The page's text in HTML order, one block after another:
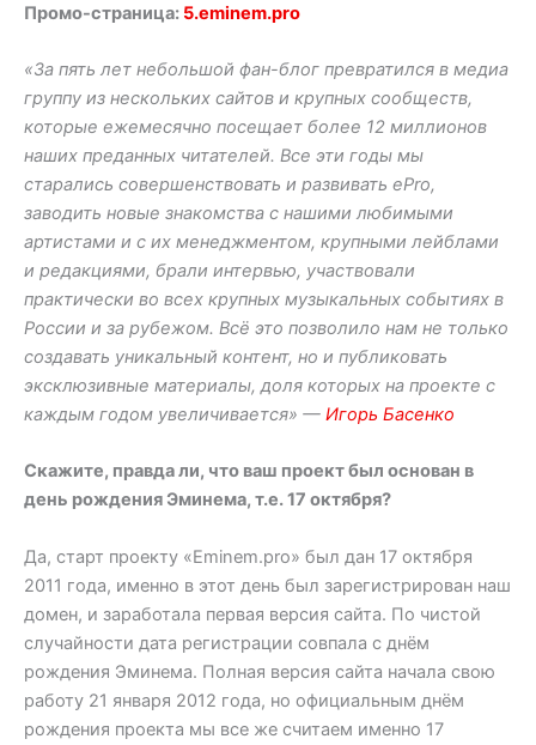
Промо-страница: 5.eminem.pro
«За пять лет небольшой фан-блог превратился в медиа
группу из нескольких сайтов и крупных сообществ,
которые ежемесячно посещает более 12 миллионов
наших преданных читателей. Все эти годы мы
старались совершенствовать и развивать ePro,
заводить новые знакомства с нашими любимыми
артистами и с их менеджментом, крупными лейблами
и редакциями, брали интервью, участвовали
практически во всех крупных музыкальных событиях в
России и за рубежом. Всё это позволило нам не только
создавать уникальный контент, но и публиковать
эксклюзивные материалы, доля которых на проекте с
каждым годом увеличивается» — Игорь Басенко
Скажите, правда ли, что ваш проект был основан в
день рождения Эминема, т.е. 17 октября?
Да, старт проекту «Eminem.pro» был дан 17 октября
2011 года, именно в этот день был зарегистрирован наш
домен, и заработала первая версия сайта. По чистой
случайности дата регистрации совпала с днём
рождения Эминема. Полная версия сайта начала свою
работу 21 января 2012 года, но официальным днём
рождения проекта мы все же считаем именно 17